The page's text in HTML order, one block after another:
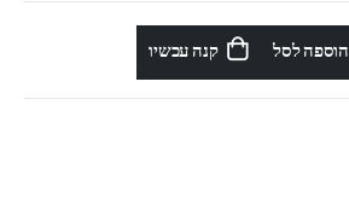
הוספה לסל קנה עכשיו